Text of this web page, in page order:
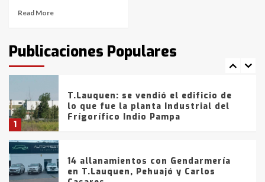
Read More
Publicaciones Populares
fueron detenidos por
comercialización de drogas en la
tarde del sábado
1
T.Lauquen: se vendió el edificio de
lo que fue la planta Industrial del
Frígorífico Indio Pampa
14 allanamientos con Gendarmería
en T.Lauquen, Pehuajó y Carlos